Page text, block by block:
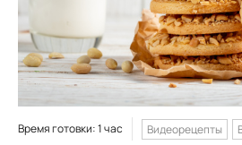
Время готовки: 1 час Видеорецепты